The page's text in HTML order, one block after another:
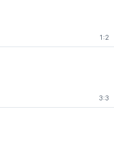
1:2
3:3